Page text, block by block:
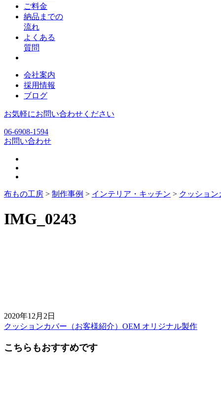
ご料金
納品までの
流れ
よくある
質問
会社案内
採用情報
ブログ
お気軽にお問い合わせください
06-6908-1594
お問い合わせ
布もの工房 > 制作事例 > インテリア・キッチン > クッショ
IMG_0243
2020年12月2日
前
後
クッションカバー（お客様紹介）OEM オリジナル製作
こちらもおすすめです